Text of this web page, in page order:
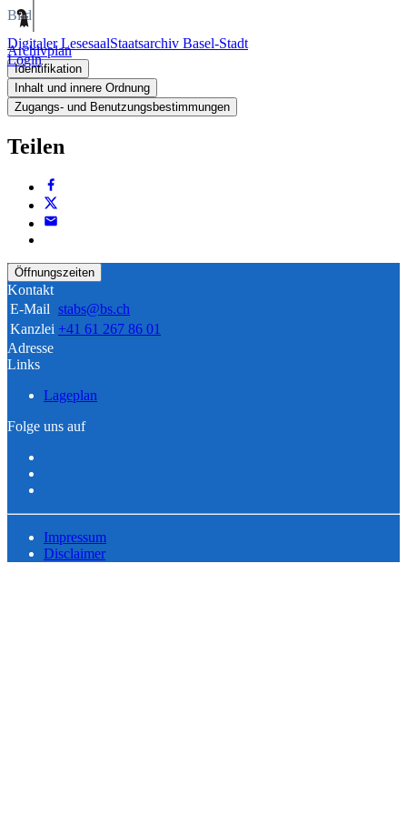
Digitaler LesesaalStaatsarchiv Basel-Stadt
Login
Bild
Archivplan
Identifikation
Inhalt und innere Ordnung
Zugangs- und Benutzungsbestimmungen
Teilen
Öffnungszeiten
Kontakt
E-Mail stabs@bs.ch
Kanzlei +41 61 267 86 01
Adresse
Links
Lageplan
Folge uns auf
Impressum
Disclaimer